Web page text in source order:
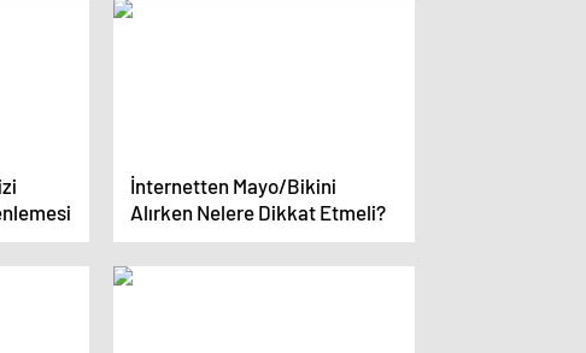
İnternetten Mayo/Bikini
Alırken Nelere Dikkat Etmeli?